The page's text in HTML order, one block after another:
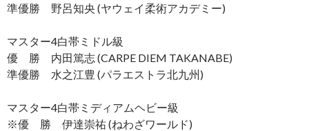
準優勝 野呂知央 (ヤウェイ柔術アカデミー)
マスター4白帯ミドル級
優 勝 内田篤志 (CARPE DIEM TAKANABE)
準優勝 水之江豊 (パラエストラ北九州)
マスター4白帯ミディアムヘビー級
※優 勝 伊達崇祐 (ねわざワールド)